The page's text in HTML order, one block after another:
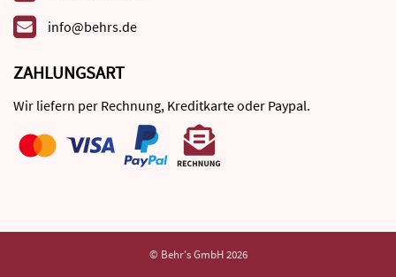
info@behrs.de
ZAHLUNGSART
Wir liefern per Rechnung, Kreditkarte oder Paypal.
© Behr's GmbH 2026